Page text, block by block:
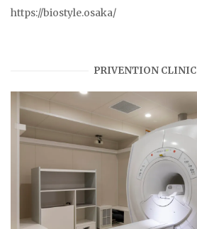
https://biostyle.osaka/
PRIVENTION CLINIC